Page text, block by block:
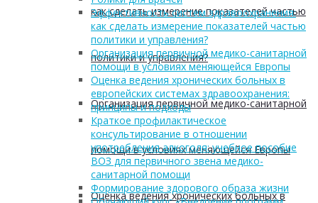
как сделать измерение показателей частью
политики и управления?
Организация первичной медико-санитарной
помощи в условиях меняющейся Европы
Оценка ведения хронических больных в
Эффективность систем здравоохранения:
как сделать измерение показателей частью
политики и управления?
Организация первичной медико-санитарной
помощи в условиях меняющейся Европы
Оценка ведения хронических больных в
европейских системах здравоохранения:
принципы и подходы
Краткое профилактическое
консультирование в отношении
употребления алкоголя: учебное пособие
ВОЗ для первичного звена медико-
санитарной помощи
Формирование здорового образа жизни